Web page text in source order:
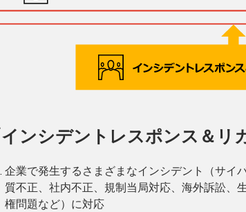
インシデントレスポンス＆リ
企業で発生するさまざまなインシデント（サイ
質不正、社内不正、規制当局対応、海外訴訟、
権問題など）に対応